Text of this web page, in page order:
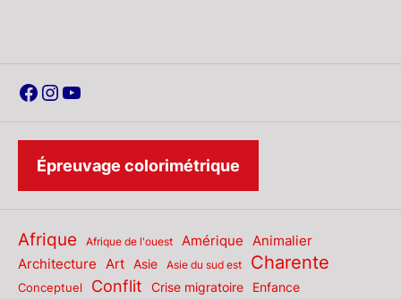
Facebook
Instagram
YouTube
Épreuvage colorimétrique
Afrique Afrique de l'ouest Amérique Animalier
Architecture
Art Asie Asie du sud est Charente
Conceptuel Conflit Crise migratoire Enfance